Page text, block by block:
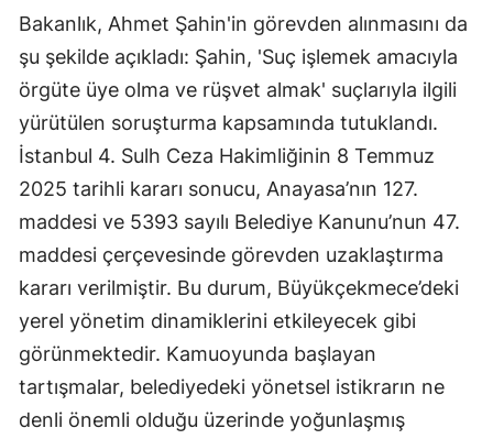
Bakanlık, Ahmet Şahin'in görevden alınmasını da
şu şekilde açıkladı: Şahin, 'Suç işlemek amacıyla
örgüte üye olma ve rüşvet almak' suçlarıyla ilgili
yürütülen soruşturma kapsamında tutuklandı.
İstanbul 4. Sulh Ceza Hakimliğinin 8 Temmuz
2025 tarihli kararı sonucu, Anayasa’nın 127.
maddesi ve 5393 sayılı Belediye Kanunu’nun 47.
maddesi çerçevesinde görevden uzaklaştırma
kararı verilmiştir. Bu durum, Büyükçekmece’deki
yerel yönetim dinamiklerini etkileyecek gibi
görünmektedir. Kamuoyunda başlayan
tartışmalar, belediyedeki yönetsel istikrarın ne
denli önemli olduğu üzerinde yoğunlaşmış